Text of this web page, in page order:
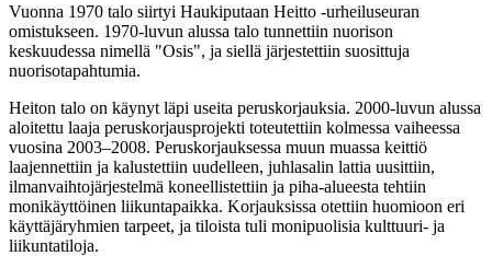
Vuonna 1970 talo siirtyi Haukiputaan Heitto -urheiluseuran
omistukseen. 1970-luvun alussa talo tunnettiin nuorison
keskuudessa nimellä "Osis", ja siellä järjestettiin suosittuja
nuorisotapahtumia.
Heiton talo on käynyt läpi useita peruskorjauksia. 2000-luvun alussa
aloitettu laaja peruskorjausprojekti toteutettiin kolmessa vaiheessa
vuosina 2003–2008. Peruskorjauksessa muun muassa keittiö
laajennettiin ja kalustettiin uudelleen, juhlasalin lattia uusittiin,
ilmanvaihtojärjestelmä koneellistettiin ja piha-alueesta tehtiin
monikäyttöinen liikuntapaikka. Korjauksissa otettiin huomioon eri
käyttäjäryhmien tarpeet, ja tiloista tuli monipuolisia kulttuuri- ja
liikuntatiloja.